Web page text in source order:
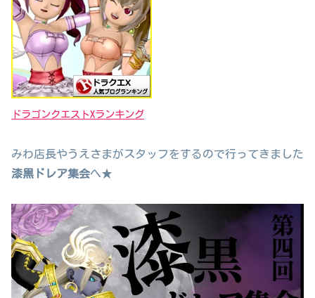
ドラゴンクエストXランキング
みわ店長やうえさまがスタッフをするので行ってきました
漆黒ドレア集会へ★